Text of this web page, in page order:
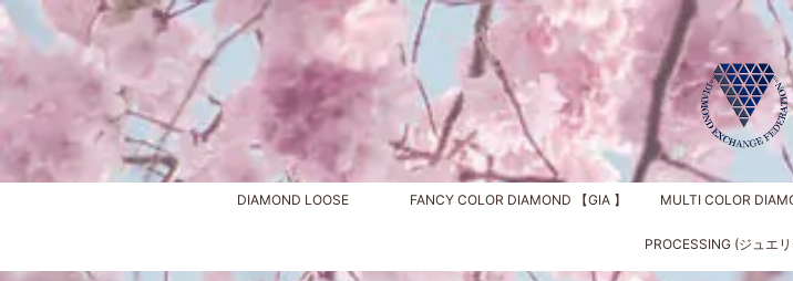
DIAMOND LOOSE FANCY COLOR DIAMOND 【GIA 】 MULTI COLOR
PROCESSING (ジュエリ